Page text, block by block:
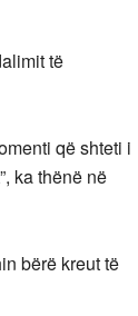
të
që shteti i
ka thënë në
bërë kreut të